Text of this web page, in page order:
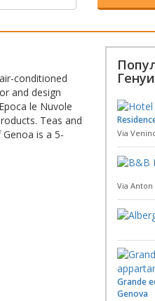
conditioned
and design
le Nuvole
Teas and
is a 5-
Генуи
Via
Via
Grande
Genova